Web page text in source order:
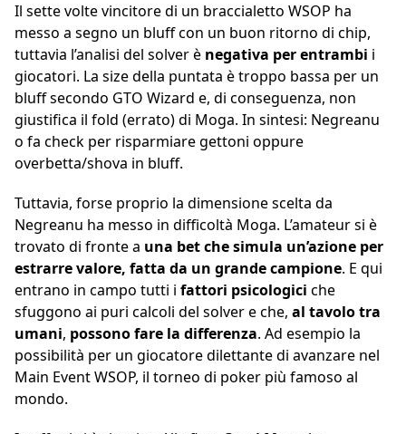
Il sette volte vincitore di un braccialetto WSOP ha
messo a segno un bluff con un buon ritorno di chip,
tuttavia l’analisi del solver è negativa per entrambi i
giocatori. La size della puntata è troppo bassa per un
bluff secondo GTO Wizard e, di conseguenza, non
giustifica il fold (errato) di Moga. In sintesi: Negreanu
o fa check per risparmiare gettoni oppure
overbetta/shova in bluff.
Tuttavia, forse proprio la dimensione scelta da
Negreanu ha messo in difficoltà Moga. L’amateur si è
trovato di fronte a una bet che simula un’azione per
estrarre valore, fatta da un grande campione. E qui
entrano in campo tutti i fattori psicologici che
sfuggono ai puri calcoli del solver e che, al tavolo tra
umani, possono fare la differenza. Ad esempio la
possibilità per un giocatore dilettante di avanzare nel
Main Event WSOP, il torneo di poker più famoso al
mondo.